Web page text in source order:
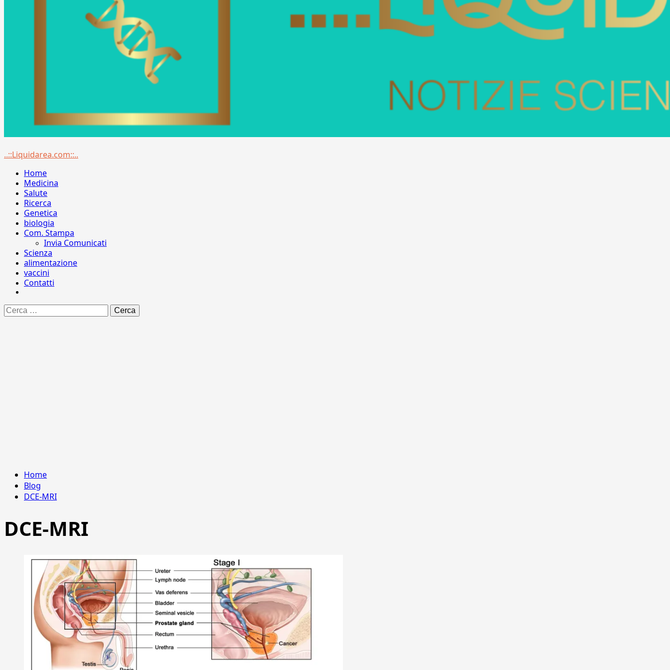
Menu
..::Liquidarea.com::..
Home
Medicina
Salute
Ricerca
Genetica
biologia
Com. Stampa
Invia Comunicati
Scienza
alimentazione
vaccini
Contatti
Ricerca
per:
Home
Blog
DCE-MRI
DCE-MRI